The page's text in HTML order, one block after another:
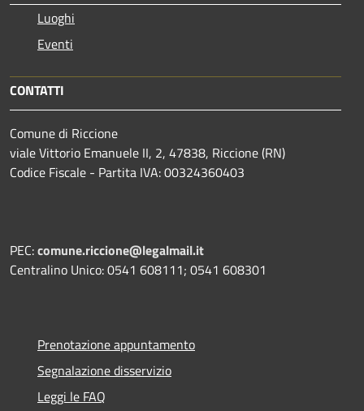
Luoghi
Eventi
CONTATTI
Comune di Riccione
viale Vittorio Emanuele II, 2, 47838, Riccione (RN)
Codice Fiscale - Partita IVA: 00324360403
PEC:comune.riccione@legalmail.it
Centralino Unico: 0541 608111; 0541 608301
Prenotazione appuntamento
Segnalazione disservizio
Leggi le FAQ